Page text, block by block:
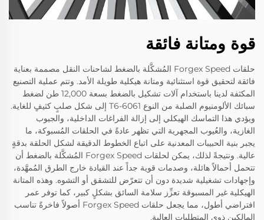
قوة ومتانة فائقة
حلقات Forgex Speed المُشكَّلة بالضغط لشاحنات النقل مصممة بعناية
فائقة لتحقيق قوة استثنائية ومتانة هيكلية طويلة الأمد. وتتم عملية التصنيع
المكثفة لدينا باستخدام آلات تشكيل بالضغط بسعة 12,000 طن لضغط
سبائك الألومنيوم الصلبة من النوع 6061-T6 إلى شكل صلبٍ كثيفٍ للغاية.
ويؤدي هذا التماسك الهيكلي إلى إزالة الفراغات الداخلية، والجيوب
الغازية، والعُيوب المجهرية التي تظهر عادةً في الحلقات المُسبوكة، ما
يجبر بنية الحبيبات المعدنية على اتباع الخطوط الدقيقة لشكل الحلقة بدقةٍ
عالية. ونتيجةً لذلك، يمكن لحلقات Forgex Speed المُشكَّلة بالضغط أن
تتحمل أحمالاً هائلة، وصدمات قوية جداً عند القيادة خارج الطرق المُمهَّدة،
وإجهادات تشغيلية شديدة دون أن تتعرّض للتشقق أو التشوه. وهذه المتانة
الهيكلية غير المسبوقة تعزِّز سلامة السائق بشكلٍ كبير، كما توفر عمر
افتراضي أطول، مما يجعل حلقات Forgex Speed أصولاً فاخرةً تناسب
المالكين ذوي المتطلبات العالية.